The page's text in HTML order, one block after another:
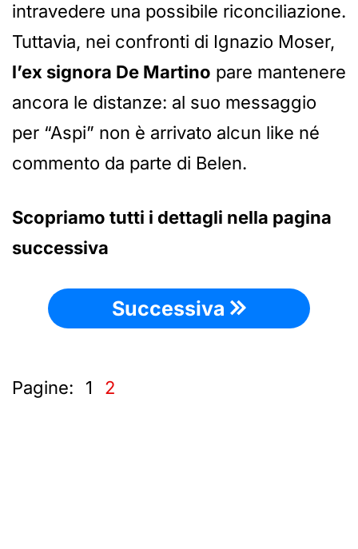
intravedere una possibile riconciliazione.
Tuttavia, nei confronti di Ignazio Moser,
l’ex signora De Martino pare mantenere
ancora le distanze: al suo messaggio
per “Aspi” non è arrivato alcun like né
commento da parte di Belen.
Scopriamo tutti i dettagli nella pagina
successiva
Successiva
Pagine: 1 2